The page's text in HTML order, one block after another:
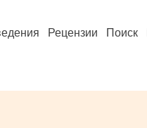
Рецензии Поиск